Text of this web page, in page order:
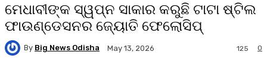
ମେଧାବୀଙ୍କ ସ୍ୱପ୍ନ ସାକାର କରୁଛି ଟାଟା ଷ୍ଟିଲ
ଫାଉଣ୍ଡେସନର ଜ୍ୟୋତି ଫେଲୋସିପ୍‌
By Big News Odisha May 13, 2026 0
125